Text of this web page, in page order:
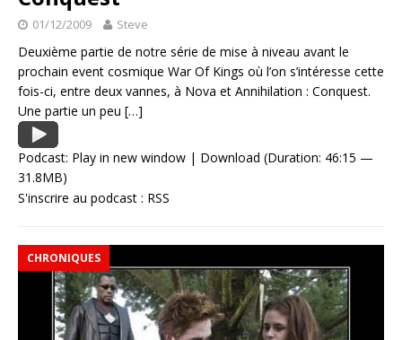
01/12/2009 Steve
Deuxième partie de notre série de mise à niveau avant le
prochain event cosmique War Of Kings où l’on s’intéresse cette
fois-ci, entre deux vannes, à Nova et Annihilation : Conquest.
Une partie un peu […]
Podcast: Play in new window | Download (Duration: 46:15 —
31.8MB)
S'inscrire au podcast : RSS
CHRONIQUES